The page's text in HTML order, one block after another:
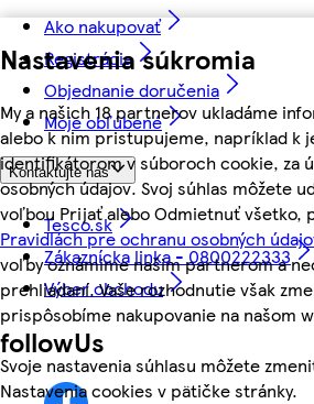
Nastavenia súkromia
My a našich 18 partnerov ukladáme
alebo k nim pristupujeme, napríklad k
identifikátorom v súboroch cookie, za
osobných údajov. Svoj súhlas môžete
voľbou Prijať alebo Odmietnuť všetko,
Pravidlách pre ochranu osobných
voľby oznámime našim partnerom a
prehliadaní. Vaše rozhodnutie však
prispôsobíme nakupovanie na našom
Svoje nastavenia súhlasu môžete
Nastavenia cookies v pätičke stránky.
Ako nakupovať
Registrácia
Objednanie doručenia
Moje obľúbené
Kontaktujte nás
Tesco.sk
Zákaznícka linka - 0800222333
Výber obchodu
followUs